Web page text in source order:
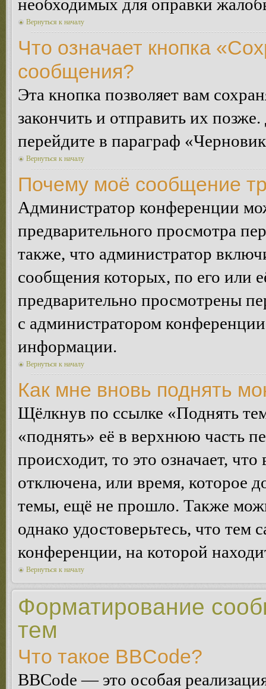
необходимых для оправки
Вернуться к началу
Что означает кнопка
сообщения?
Эта кнопка позволяет вам
закончить и отправить их
перейдите в параграф
Вернуться к началу
Почему моё сообщение
Администратор конференции
предварительного просмотра
также, что администратор
сообщения которых, по его или
предварительно просмотрены
с администратором
информации.
Вернуться к началу
Как мне вновь поднять
Щёлкнув по ссылке «Поднять
«поднять» её в верхнюю часть
происходит, то это означает,
отключена, или время, которое
темы, ещё не прошло. Также
однако удостоверьтесь, что
конференции, на которой
Вернуться к началу
Форматирование
тем
Что такое BBCode?
BBCode — это особая